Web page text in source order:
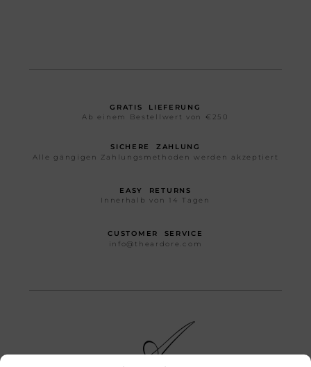
GRATIS LIEFERUNG
Ab einem Bestellwert von €250
SICHERE ZAHLUNG
Alle gängigen Zahlungsmethoden werden akzeptiert
EASY RETURNS
Innerhalb von 14 Tagen
CUSTOMER SERVICE
info@theardore.com